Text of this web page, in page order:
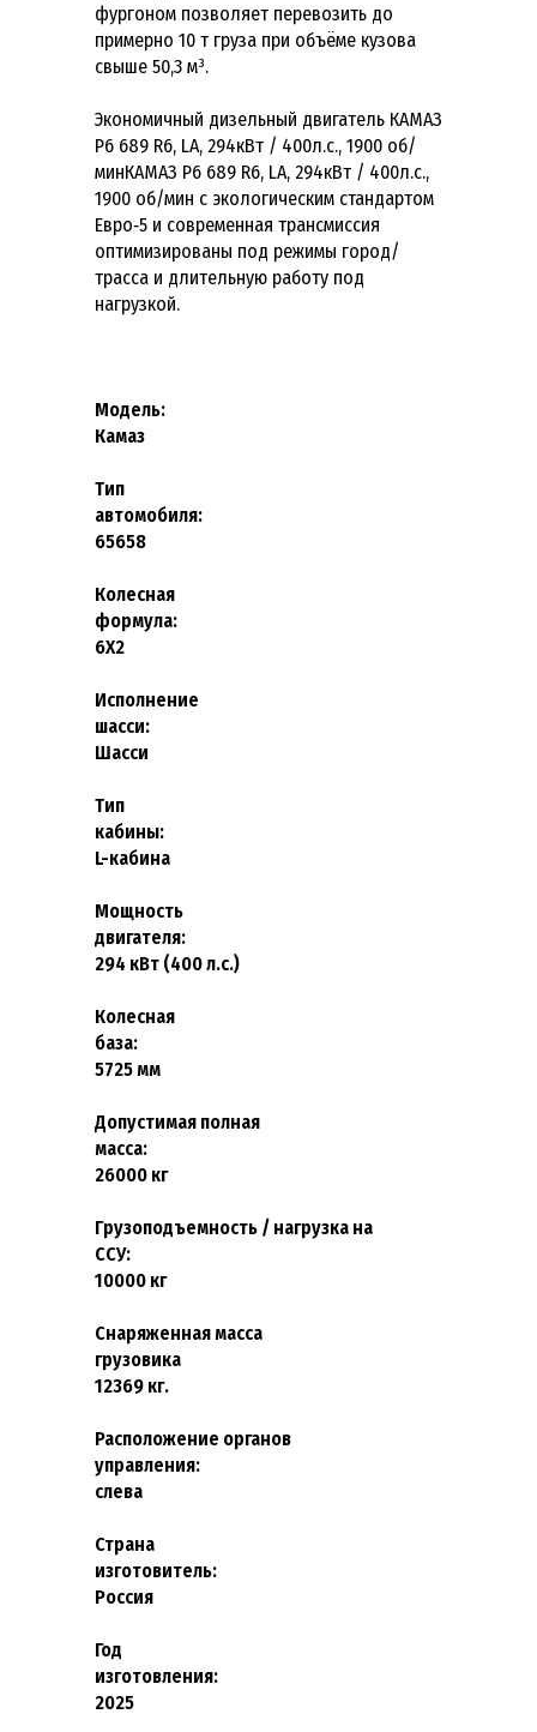
фургоном позволяет перевозить до
примерно 10 т груза при объёме кузова
свыше 50,3 м³.
Экономичный дизельный двигатель КАМАЗ
Р6 689 R6, LA, 294кВт / 400л.с., 1900 об/
минКАМАЗ Р6 689 R6, LA, 294кВт / 400л.с.,
1900 об/мин с экологическим стандартом
Евро‑5 и современная трансмиссия
оптимизированы под режимы город/
трасса и длительную работу под
нагрузкой.
Модель
Камаз
Тип
65658
Колесная
6X2
Исполнение
Шасси
Тип
L-кабина
Мощность
294 кВт (400 л.с.)
Колесная
5725мм
Допустимая полная
масса:
26000 кг
Грузоподъемность / нагрузка на
ССУ:
10000 кг
Снаряженная масса
12369 кг.
Расположение органов
слева
Страна
Россия
Год
2025